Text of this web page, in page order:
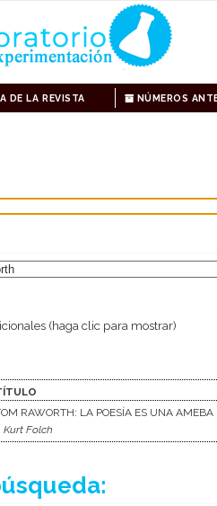
DE LA REVISTA NÚMEROS
(haga clic para mostrar)
RAWORTH: LA POESÍA ES UNA AMEBA
Kurt Folch